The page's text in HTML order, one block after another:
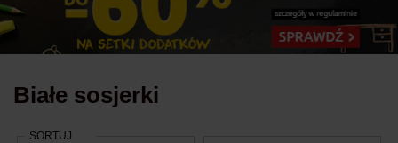
Białe sosjerki
SORTUJ